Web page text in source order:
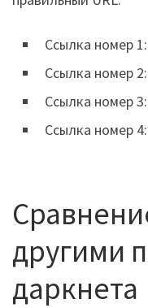
Ссылка номер
Ссылка номер
Ссылка номер
Ссылка номер
другими
даркнета